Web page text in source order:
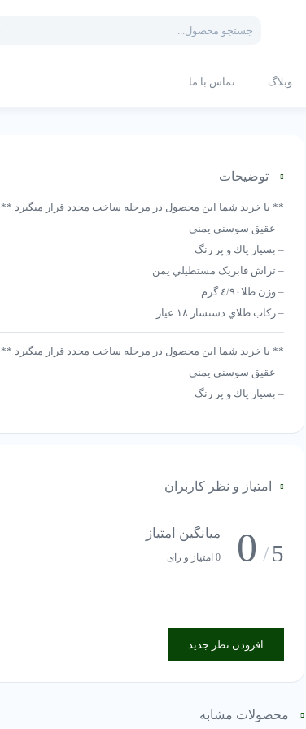
search
وبلاگ تماس با ما
توضیحات
** با خرید شما این محصول در مرحله ساخت مجدد قرار میگیرد **
– عقيق سوسني يمني
– بسيار پاك و پر رنگ
– تراش فابریک مستطيلي يمن
– وزن طلا٤/٩٠ گرم
– ركاب طلاي دستساز ١٨ عيار
** با خرید شما این محصول در مرحله ساخت مجدد قرار میگیرد **
– عقيق سوسني يمني
– بسيار پاك و پر رنگ
– وزن طلا٤/٩٠ گرم
امتیاز و نظر کاربران
5
/
0 میانگین امتیاز
0 امتیاز و رای
افزودن نظر جدید
محصولات مشابه